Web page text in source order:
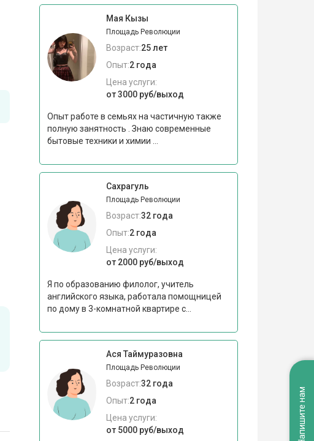
Мая Кызы
Площадь Революции
Возраст:25 лет
Опыт:2 года
Цена услуги:
от 3000 руб/выход
Опыт работе в семьях на частичную также
полную занятность . Знаю современные
бытовые техники и химии ...
Сахрагуль
Площадь Революции
Возраст:32 года
Опыт:2 года
Цена услуги:
от 2000 руб/выход
Я по образованию филолог, учитель
английского языка, работала помощницей
по дому в 3-комнатной квартире с...
Ася Таймуразовна
Площадь Революции
Возраст:32 года
Опыт:2 года
Цена услуги:
от 5000 руб/выход
Напишите нам